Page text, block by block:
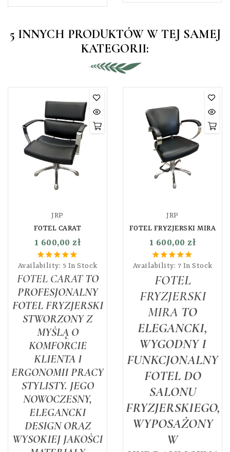
5 INNYCH PRODUKTÓW W TEJ SAMEJ
KATEGORII:
JRP
FOTEL CARAT
1 600,00 zł
Availability: 5 In Stock
FOTEL CARATTO
PROFESJONALNY
FOTEL FRYZJERSKI
STWORZONY Z
MYŚLĄ O
KOMFORCIE
KLIENTA I
ERGONOMII PRACY
STYLISTY. JEGO
NOWOCZESNY,
ELEGANCKI
DESIGN ORAZ
WYSOKIEJ JAKOŚCI
JRP
FOTEL FRYZJERSKI MIRA
1 600,00 zł
Availability: 7 In Stock
FOTEL
FRYZJERSKI
MIRA TO
ELEGANCKI,
WYGODNY I
FUNKCJONALNY
FOTEL DO
SALONU
FRYZJERSKIEGO,
WYPOSAŻONY
W